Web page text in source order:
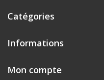
Catégories
Informations
Mon compte